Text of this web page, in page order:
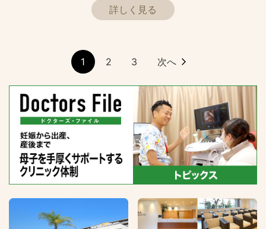
詳しく見る
1 2 3 次へ